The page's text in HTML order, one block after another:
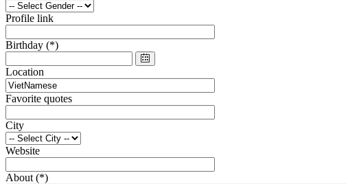
Profile link
Birthday (*)
Location
Favorite quotes
City
Website
About (*)